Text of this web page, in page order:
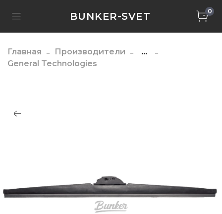
BUNKER-SVET 0
Главная Производители
...
General Technologies